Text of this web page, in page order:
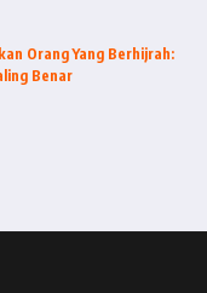
Orang Yang Berhijrah:
Benar